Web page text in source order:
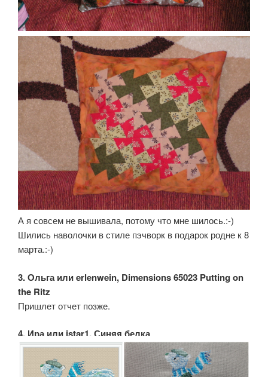
А я совсем не вышивала, потому что мне шилось.:-)
Шились наволочки в стиле пэчворк в подарок родне к 8
марта.:-)
3. Ольга или erlenwein, Dimensions 65023 Putting on
the Ritz
Пришлет отчет позже.
4. Ира или istar1, Синяя белка